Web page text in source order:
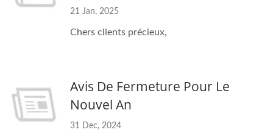
21 Jan, 2025
Chers clients précieux,
Avis De Fermeture Pour Le
Nouvel An
31 Dec, 2024